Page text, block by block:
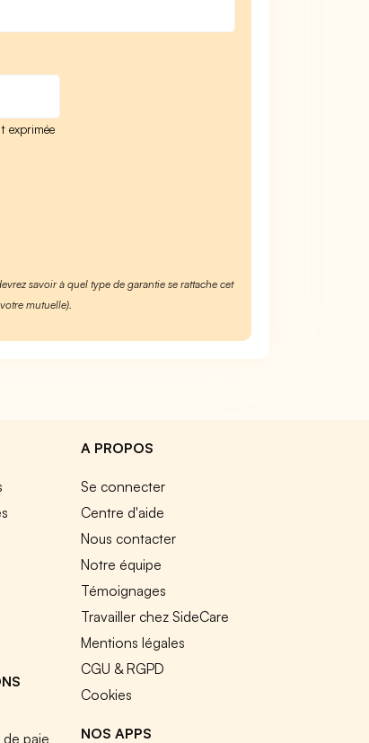
exprimée
savoir à quel type de garantie se rattache cet
mutuelle).
de paie
A PROPOS
Se connecter
Centre d'aide
Nous contacter
Notre équipe
Témoignages
Travailler chez SideCare
Mentions légales
CGU & RGPD
Cookies
NOS APPS